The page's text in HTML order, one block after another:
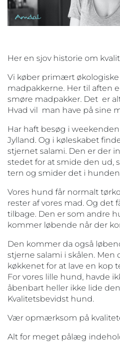
Her en sjov historie om
Vi køber primært
madpakkerne. Her til aften
smøre madpakker. Det er
Hvad vil man have på sine
Har haft besøg i
Jylland. Og i køleskabet
stjernet salami. Den er der
stedet for at smide den ud,
tern og smider det i
Vores hund får normalt
rester af vores mad. Og det
tilbage. Den er som andre
kommer løbende når der
Den kommer da også
stjerne salami i skålen. Men
køkkenet for at lave en kop
For vores lille hund, havde
åbenbart heller ikke lide
Kvalitetsbevidst hund.
Vær opmærksom på
Alt for meget pålæg